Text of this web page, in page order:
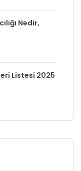
Nedir,
Listesi 2025